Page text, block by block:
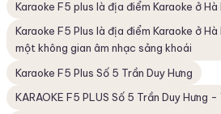
Karaoke F5 plus là địa điểm Karaoke ở Hà
Karaoke F5 Plus là địa điểm Karaoke ở
một không gian âm nhạc sảng khoái
Karaoke F5 Plus Số 5 Trần Duy Hưng
KARAOKE F5 PLUS Số 5 Trần Duy Hưng